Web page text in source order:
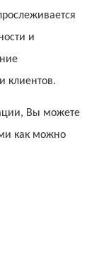
и
клиентов.
Вы можете
как можно